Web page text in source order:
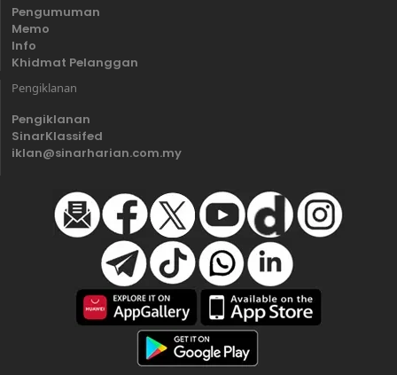
Pengumuman
Memo
Info
Khidmat Pelanggan
Pengiklanan
Pengiklanan
SinarKlassifed
iklan@sinarharian.com.my